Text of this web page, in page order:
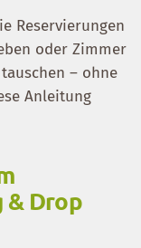
Reservierungen
oder Zimmer
– ohne
Anleitung
& Drop